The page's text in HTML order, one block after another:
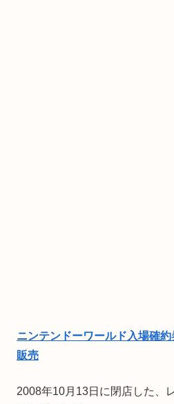
ニンテンドーワールド入場確
販売
2008年10月13日に閉店した、